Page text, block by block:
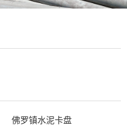
佛罗镇水泥卡盘